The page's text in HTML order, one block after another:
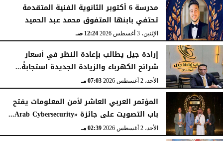
مدرسة 6 أكتوبر الثانوية الفنية المتقدمة
تحتفي بابنها المتفوق محمد عبد الحميد
الإثنين، 3 أغسطس 2026 12:24 صـ
إرادة جيل يطالب بإعادة النظر في أسعار
شرائح الكهرباء والزيادة الجديدة استجابةً...
الأحد، 2 أغسطس 2026 07:03 مـ
المؤتمر العربي العاشر لأمن المعلومات يفتح
باب التصويت على جائزة «Arab Cybersecurity...
الأحد، 2 أغسطس 2026 02:39 مـ